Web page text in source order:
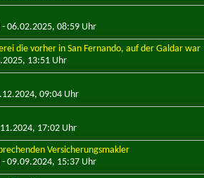
- 06.02.2025, 08:59 Uhr
die vorher in San Fernando, auf der Galdar war
13:51 Uhr
09:04 Uhr
17:02 Uhr
Versicherungsmakler
- 09.09.2024, 15:37 Uhr